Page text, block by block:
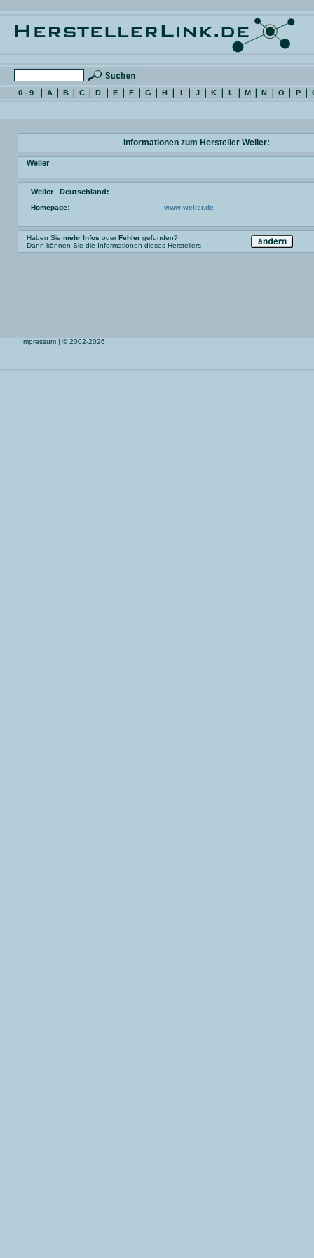
0 - 9 A B C D E F G H I J K L M N O P
Informationen zum Hersteller Weller:
Weller
Weller Deutschland:
Homepage: www.weller.de
Haben Sie mehr Infos oderFehler gefunden?
Dann können Sie die Informationen dieses Herstellers
Impressum | © 2002-2026